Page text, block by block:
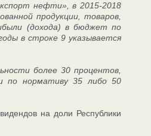
нефти», в 2015-2018
продукции, товаров,
(дохода) в бюджет по
в строке 9 указывается
более 30 процентов,
по нормативу 35 либо 50
на доли Республики